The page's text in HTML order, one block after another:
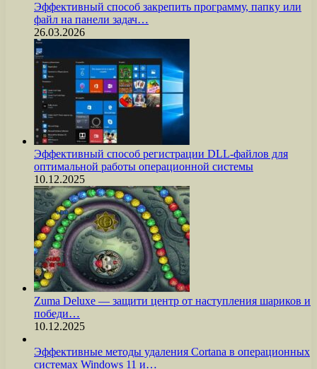
Эффективный способ закрепить программу, папку или
файл на панели задач…
26.03.2026
Эффективный способ регистрации DLL-файлов для
оптимальной работы операционной системы
10.12.2025
Zuma Deluxe — защити центр от наступления шариков и
победи…
10.12.2025
Эффективные методы удаления Cortana в операционных
системах Windows 11 и…